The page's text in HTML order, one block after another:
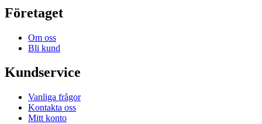
Företaget
Om oss
Bli kund
Kundservice
Vanliga frågor
Kontakta oss
Mitt konto